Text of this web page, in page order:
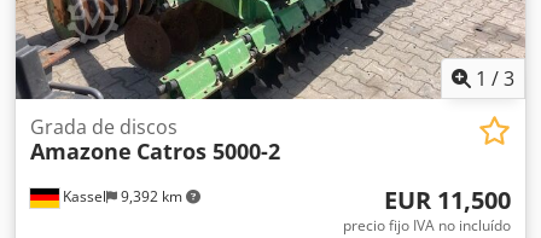
1 /3
Kassel 9,392 km
Grada de discos
Amazone Catros 5000-2
EUR 11,500
precio fijo IVA no incluído